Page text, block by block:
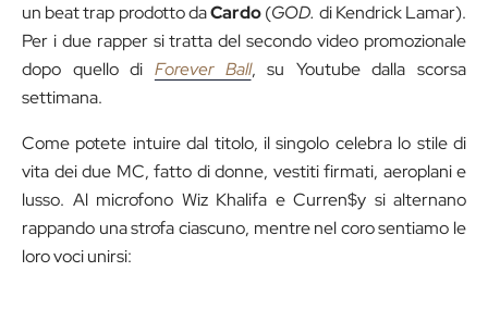
un beat trap prodotto daCardo(GOD. di Kendrick Lamar).
Per i due rapper si tratta del secondo video promozionale
dopo quello di Forever Ball, su Youtube dalla scorsa
settimana.
Come potete intuire dal titolo, il singolo celebra lo stile di
vita dei due MC, fatto di donne, vestiti firmati, aeroplani e
lusso. Al microfono Wiz Khalifa e Curren$y si alternano
rappando una strofa ciascuno, mentre nel coro sentiamo le
loro voci unirsi: